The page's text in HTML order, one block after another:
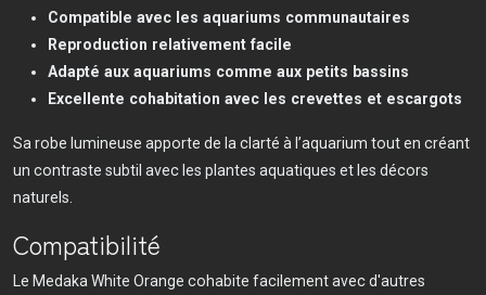
Compatible avec les aquariums communautaires
Reproduction relativement facile
Adapté aux aquariums comme aux petits bassins
Excellente cohabitation avec les crevettes et escargots
Sa robe lumineuse apporte de la clarté à l’aquarium tout en créant
un contraste subtil avec les plantes aquatiques et les décors
naturels.
Compatibilité
Le Medaka White Orange cohabite facilement avec d'autres